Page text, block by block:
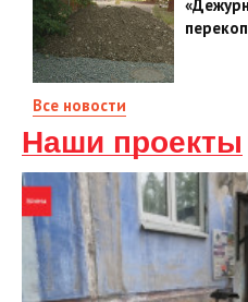
Все новости
Наши проекты